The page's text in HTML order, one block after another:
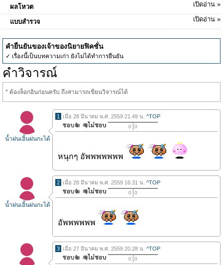
ผลโหวต เปิดอ่าน »
แบบสำรวจ เปิดอ่าน »
คำยืนยันของเจ้าของนิยายฟิคชั่น
✓ เรื่องนี้เป็นบทความเก่า ยังไม่ได้ทำการยืนยัน
คำวิจารณ์
* ต้องล็อกอินก่อนครับ ถึงสามารถเขียนวิจารณ์ได้
น้ำฝนเอิ้นฝนกะได้
1 เมื่อ 28 มีนาคม พ.ศ. 2559 21.49 น. ^TOP
0 0
หนุกๆ อัพพพพพพพ
น้ำฝนเอิ้นฝนกะได้
2 เมื่อ 28 มีนาคม พ.ศ. 2559 16.31 น. ^TOP
0 0
อัพพพพพพ
3 เมื่อ 27 มีนาคม พ.ศ. 2559 20.28 น. ^TOP
0 0